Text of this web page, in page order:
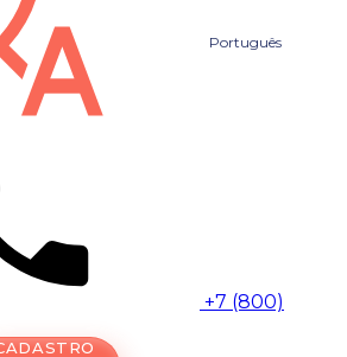
Português
+7 (800)